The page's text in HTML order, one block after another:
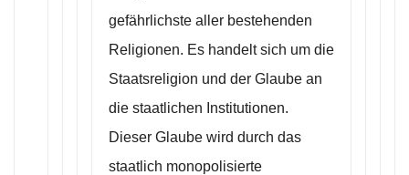
gefährlichste aller bestehenden
Religionen. Es handelt sich um die
Staatsreligion und der Glaube an
die staatlichen Institutionen.
Dieser Glaube wird durch das
staatlich monopolisierte